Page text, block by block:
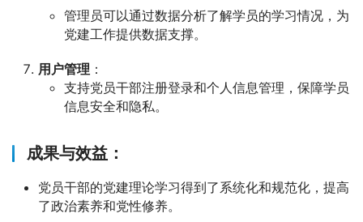
管理员可以通过数据分析了解学员的学习情况，为
党建工作提供数据支撑。
用户管理 ：
支持党员干部注册登录和个人信息管理，保障学员
信息安全和隐私。
成果与效益：
党员干部的党建理论学习得到了系统化和规范化，提高
了政治素养和党性修养。